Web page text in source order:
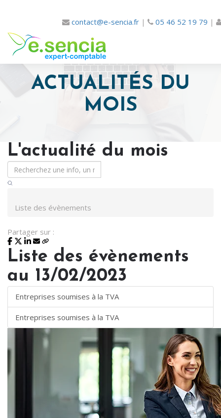
contact@e-sencia.fr | 05 46 52 19 79 |
ACTUALITÉS DU
MOIS
L'actualité du mois
Liste des évènements
Partager sur :
Liste des évènements
au 13/02/2023
Entreprises soumises à la TVA
Entreprises soumises à la TVA